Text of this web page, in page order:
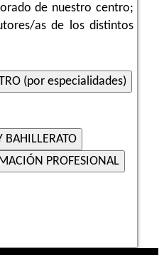
de nuestro centro;
as de los distintos